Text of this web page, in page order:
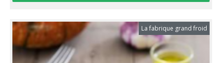
La fabrique grand froid